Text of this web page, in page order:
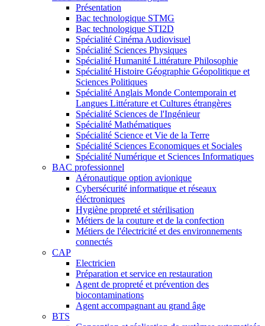
Présentation
Bac technologique STMG
Bac technologique STI2D
Spécialité Cinéma Audiovisuel
Spécialité Sciences Physiques
Spécialité Humanité Littérature Philosophie
Spécialité Histoire Géographie Géopolitique et
Sciences Politiques
Spécialité Anglais Monde Contemporain et
Langues Littérature et Cultures étrangères
Spécialité Sciences de l'Ingénieur
Spécialité Mathématiques
Spécialité Science et Vie de la Terre
Spécialité Sciences Economiques et Sociales
Spécialité Numérique et Sciences Informatiques
BAC professionnel
Aéronautique option avionique
Cybersécurité informatique et réseaux
éléctroniques
Hygiène propreté et stérilisation
Métiers de la couture et de la confection
Métiers de l'électricité et des environnements
connectés
CAP
Electricien
Préparation et service en restauration
Agent de propreté et prévention des
biocontaminations
Agent accompagnant au grand âge
BTS